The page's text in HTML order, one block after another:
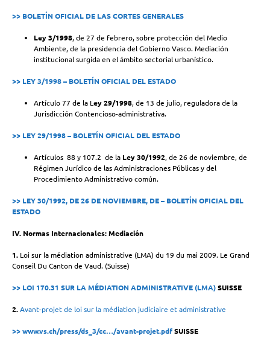
>> BOLETÍN OFICIAL DE LAS CORTES GENERALES
Ley 3/1998, de 27 de febrero, sobre protección del Medio
Ambiente, de la presidencia del Gobierno Vasco. Mediación
institucional surgida en el ámbito sectorial urbanístico.
>> LEY 3/1998 – BOLETÍN OFICIAL DEL ESTADO
Artículo 77 de la Ley 29/1998, de 13 de julio, reguladora de la
Jurisdicción Contencioso-administrativa.
>> LEY 29/1998 – BOLETÍN OFICIAL DEL ESTADO
Artículos 88 y 107.2 de la Ley 30/1992, de 26 de noviembre, de
Régimen Jurídico de las Administraciones Públicas y del
Procedimiento Administrativo común.
>> LEY 30/1992, DE 26 DE NOVIEMBRE, DE – BOLETÍN OFICIAL DEL
ESTADO
IV. Normas Internacionales: Mediación
1. Loi sur la médiation administrative (LMA) du 19 du mai 2009. Le Grand
Conseil Du Canton de Vaud. (Suisse)
>> LOI 170.31 SUR LA MÉDIATION ADMINISTRATIVE (LMA)SUISSE
2.Avant-projet de loi sur la médiation judiciaire et administrative
>> www.vs.ch/press/ds_3/cc…/avant-projet.pdfSUISSE